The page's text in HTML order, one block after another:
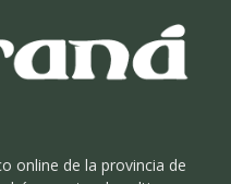
online de la provincia de